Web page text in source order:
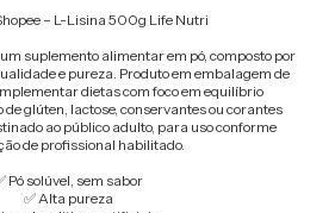
– L-Lisina 500g Life Nutri
suplemento alimentar em pó, composto por
e pureza. Produto em embalagem de
dietas com foco em equilíbrio
glúten, lactose, conservantes ou corantes
ao público adulto, para uso conforme
de profissional habilitado.
Pó solúvel, sem sabor
✅ Alta pureza